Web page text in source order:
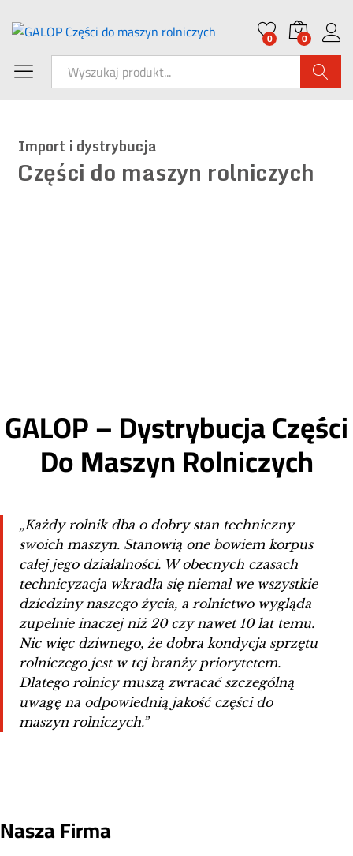
0 0
Import i dystrybucja
Części do maszyn rolniczych
GALOP – Dystrybucja Części
Do Maszyn Rolniczych
„Każdy rolnik dba o dobry stan techniczny
swoich maszyn. Stanowią one bowiem korpus
całej jego działalności. W obecnych czasach
technicyzacja wkradła się niemal we wszystkie
dziedziny naszego życia, a rolnictwo wygląda
zupełnie inaczej niż 20 czy nawet 10 lat temu.
Nic więc dziwnego, że dobra kondycja sprzętu
rolniczego jest w tej branży priorytetem.
Dlatego rolnicy muszą zwracać szczególną
uwagę na odpowiednią jakość części do
maszyn rolniczych.”
Nasza Firma